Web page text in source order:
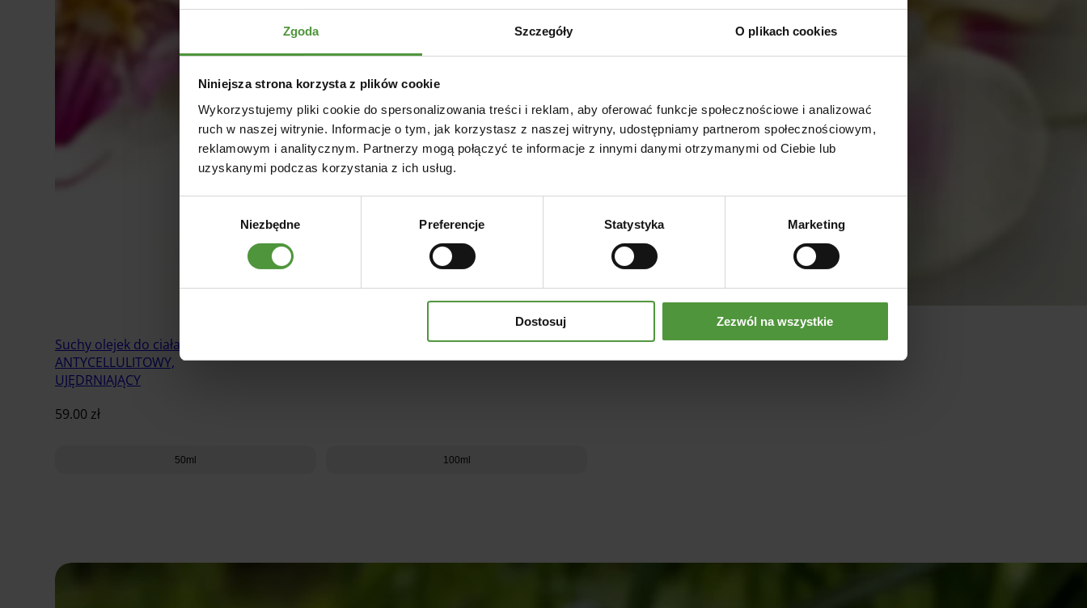
Zgoda Szczegóły O plikach cookies
Niniejsza strona korzysta z plików cookie
Wykorzystujemy pliki cookie do spersonalizowania treści i reklam, aby oferować funkcje społecznościowe i analizować
ruch w naszej witrynie. Informacje o tym, jak korzystasz z naszej witryny, udostępniamy partnerom społecznościowym,
reklamowym i analitycznym. Partnerzy mogą połączyć te informacje z innymi danymi otrzymanymi od Ciebie lub
uzyskanymi podczas korzystania z ich usług.
Niezbędne Preferencje Statystyka Marketing
Dostosuj Zezwól na wszystkie
Suchy olejek do ciała
ANTYCELLULITOWY,
UJĘDRNIAJĄCY
59.00 zł
50ml 100ml